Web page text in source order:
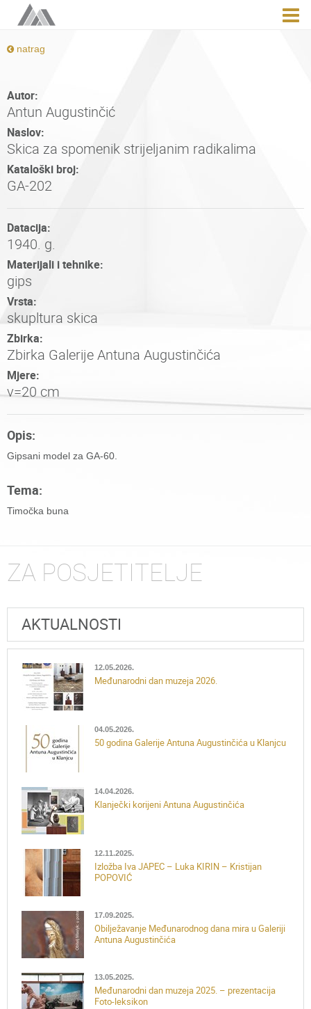
natrag
Autor:
Antun Augustinčić
Naslov:
Skica za spomenik strijeljanim radikalima
Kataloški broj:
GA-202
Datacija:
1940. g.
Materijali i tehnike:
gips
Vrsta:
skupltura skica
Zbirka:
Zbirka Galerije Antuna Augustinčića
Mjere:
v=20 cm
Opis:
Gipsani model za GA-60.
Tema:
Timočka buna
ZA POSJETITELJE
AKTUALNOSTI
12.05.2026.
Međunarodni dan muzeja 2026.
04.05.2026.
50 godina Galerije Antuna Augustinčića u Klanjcu
14.04.2026.
Klanječki korijeni Antuna Augustinčića
12.11.2025.
Izložba Iva JAPEC – Luka KIRIN – Kristijan
POPOVIĆ
17.09.2025.
Obilježavanje Međunarodnog dana mira u Galeriji
Antuna Augustinčića
13.05.2025.
Međunarodni dan muzeja 2025. – prezentacija
Foto-leksikon